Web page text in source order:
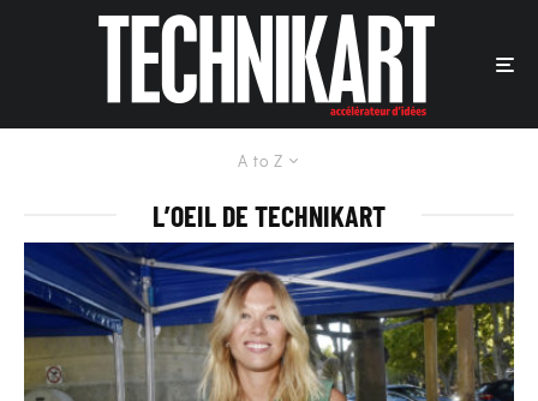
A to Z
L’OEIL DE TECHNIKART